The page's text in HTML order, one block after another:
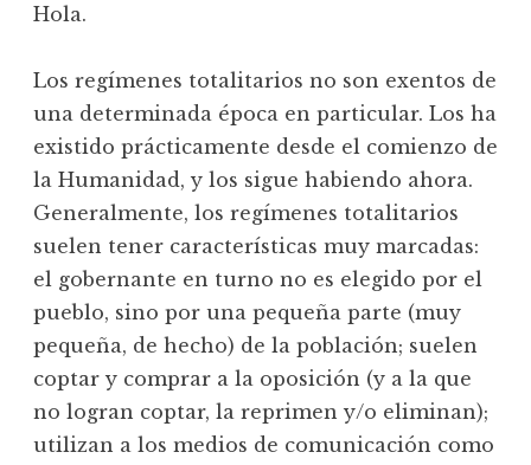
Hola.
Los regímenes totalitarios no son exentos de
una determinada época en particular. Los ha
existido prácticamente desde el comienzo de
la Humanidad, y los sigue habiendo ahora.
Generalmente, los regímenes totalitarios
suelen tener características muy marcadas:
el gobernante en turno no es elegido por el
pueblo, sino por una pequeña parte (muy
pequeña, de hecho) de la población; suelen
coptar y comprar a la oposición (y a la que
no logran coptar, la reprimen y/o eliminan);
utilizan a los medios de comunicación como